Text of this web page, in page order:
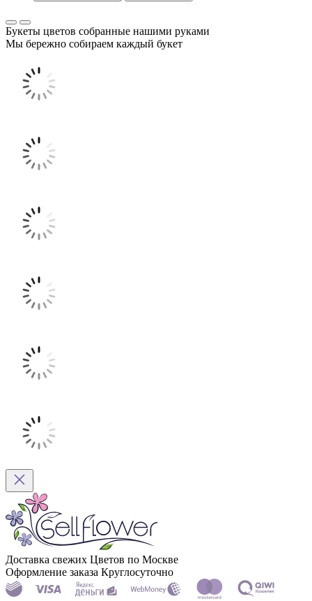
Букеты цветов собранные нашими руками
Мы бережно собираем каждый букет
Доставка свежих Цветов по Москве
Оформление заказа Круглосуточно